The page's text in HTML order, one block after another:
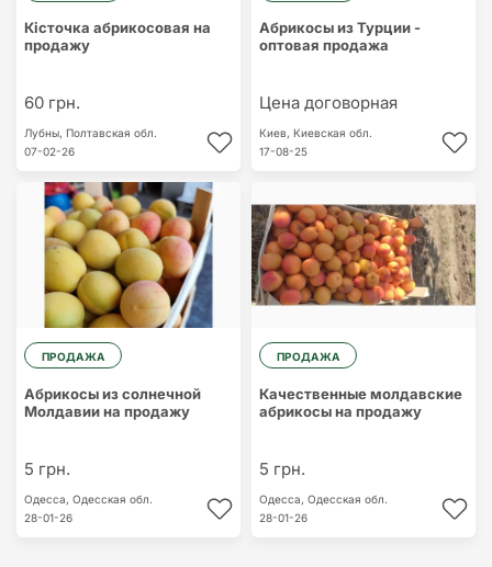
Кісточка абрикосовая на
продажу
60 грн.
Лубны, Полтавская обл.
07-02-26
Абрикосы из Турции -
оптовая продажа
Цена договорная
Киев, Киевская обл.
17-08-25
ПРОДАЖА
Абрикосы из солнечной
Молдавии на продажу
5 грн.
Одесса, Одесская обл.
28-01-26
ПРОДАЖА
Качественные молдавские
абрикосы на продажу
5 грн.
Одесса, Одесская обл.
28-01-26